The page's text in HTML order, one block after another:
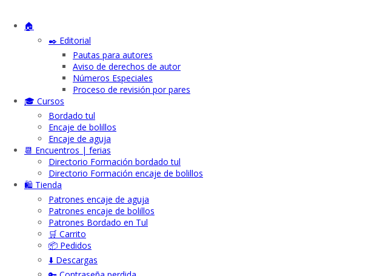
🏠
✒️ Editorial
Pautas para autores
Aviso de derechos de autor
Números Especiales
Proceso de revisión por pares
🎓 Cursos
Bordado tul
Encaje de bolillos
Encaje de aguja
📆 Encuentros | ferias
Directorio Formación bordado tul
Directorio Formación encaje de bolillos
🛍️ Tienda
Patrones encaje de aguja
Patrones encaje de bolillos
Patrones Bordado en Tul
🛒 Carrito
📦 Pedidos
⬇️ Descargas